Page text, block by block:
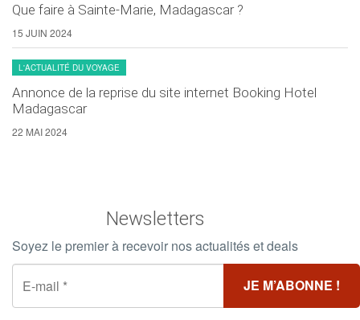
Que faire à Sainte-Marie, Madagascar ?
15 JUIN 2024
L'ACTUALITÉ DU VOYAGE
Annonce de la reprise du site internet Booking Hotel
Madagascar
22 MAI 2024
Newsletters
Soyez le premier à recevoir nos actualités et deals